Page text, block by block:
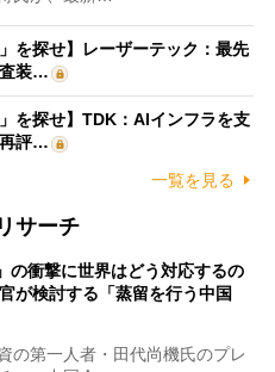
を探せ】レーザーテック：最先
査装…
を探せ】TDK：AIインフラを支
評…
一覧を見る
サーチ
の衝撃に世界はどう対応するの
が検討する「蒸留を行う中国
第一人者・田代尚機氏のプレ